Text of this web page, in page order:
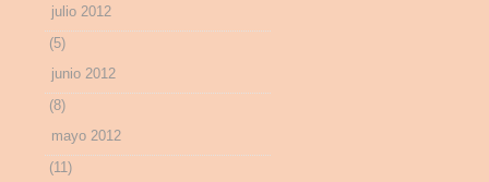
julio 2012
(5)
junio 2012
(8)
mayo 2012
(11)